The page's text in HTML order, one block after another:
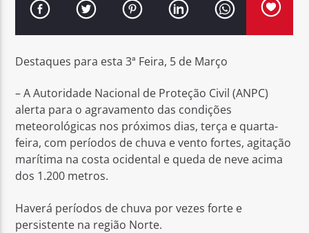
DEIXA-ME DAR
Destaques para esta 3ª Feira, 5 de Março
– A Autoridade Nacional de Proteção Civil (ANPC)
alerta para o agravamento das condições
meteorológicas nos próximos dias, terça e quarta-
feira, com períodos de chuva e vento fortes, agitação
marítima na costa ocidental e queda de neve acima
dos 1.200 metros.
Haverá períodos de chuva por vezes forte e
persistente na região Norte.